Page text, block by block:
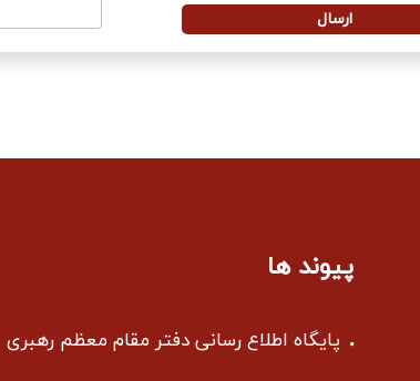
پیوند ها
پایگاه اطلاع رسانی دفتر مقام معظم رهبری